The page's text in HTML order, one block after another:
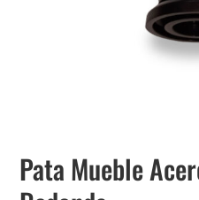
Pata Mueble